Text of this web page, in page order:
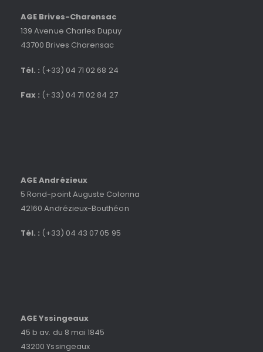
AGE Brives-Charensac
139 Avenue Charles Dupuy
43700 Brives Charensac
Tél. : (+33) 04 71 02 68 24
Fax : (+33) 04 71 02 84 27
AGE Andrézieux
5 Rond-point Auguste Colonna
42160 Andrézieux-Bouthéon
Tél. : (+33) 04 43 07 05 95
AGE Yssingeaux
45 b av. du 8 mai 1845
43200 Yssingeaux